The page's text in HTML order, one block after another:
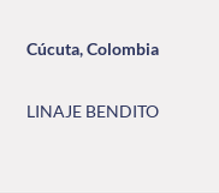
Cúcuta, Colombia
LINAJE BENDITO